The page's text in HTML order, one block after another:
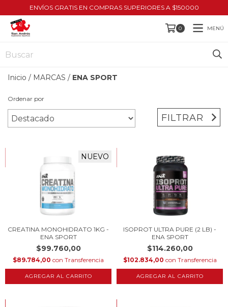
ENVÍOS GRATIS EN COMPRAS SUPERIORES A $150000
0 MENÚ
Inicio / MARCAS / ENA SPORT
Ordenar por
FILTRAR
COMPRANDO EN CANTIDAD
NUEVO
CREATINA MONOHIDRATO 1KG -
ENA SPORT
$99.760,00
$89.784,00 con Transferencia
HASTA 10% OFF
COMPRANDO EN CANTIDAD
ISOPROT ULTRA PURE (2 LB) -
ENA SPORT
$114.260,00
$102.834,00 con Transferencia
AGREGAR AL CARRITO
HASTA 10% OFF